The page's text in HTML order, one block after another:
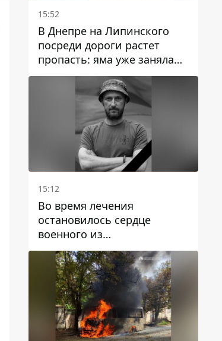
15:52
В Днепре на Липинского
посреди дороги растет
пропасть: яма уже заняла
полосу движения
15:12
Во время лечения
остановилось сердце
военного из
Днепропетровской области
Ростислава Лупашко